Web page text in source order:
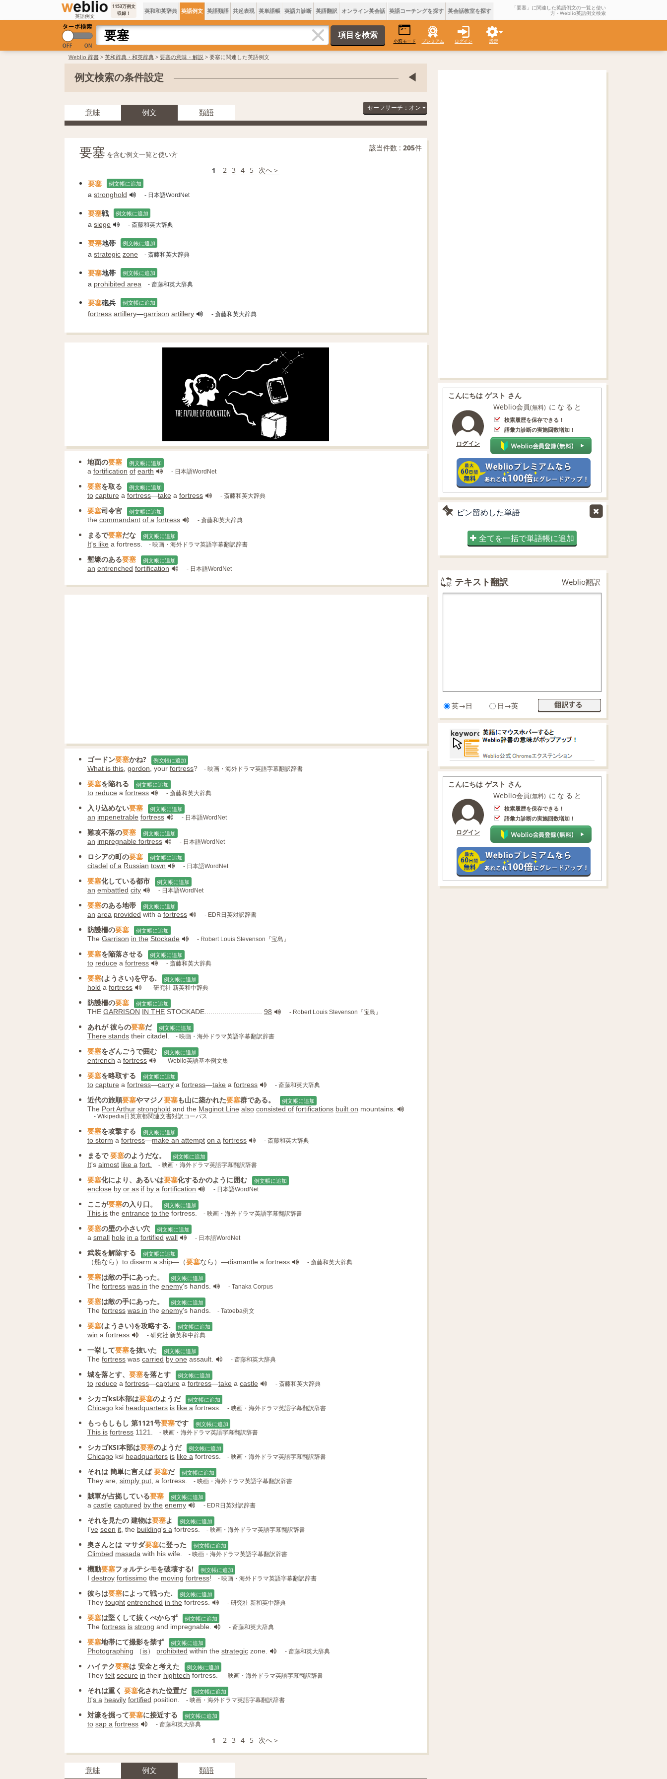
英語例文
1153万例文
収録！
英和和英辞典 英語例文 英語類語 共起表現 英単語帳 英語力診断 英語翻訳 オンライン英会話 英語コーチングを探す 英会話教室を探す 「要塞」に関連した英語例文の一覧と使い
方 - Weblio英語例文検索
小窓モード プレミアム ログイン 設定
Weblio 辞書 > 英和辞典・和英辞典 > 要塞の意味・解説 > 要塞に関連した英語例文
例文検索の条件設定
セーフサーチ：オン
意味 例文 類語
要塞 を含む例文一覧と使い方
該当件数 : 205件
1 2 3 4 5 次へ＞
要塞
例文帳に追加
a stronghold - 日本語WordNet
要塞戦 例文帳に追加
a siege - 斎藤和英大辞典
要塞地帯 例文帳に追加
a strategic zone - 斎藤和英大辞典
要塞地帯 例文帳に追加
a prohibited area - 斎藤和英大辞典
要塞砲兵 例文帳に追加
fortress artillery―garrison artillery - 斎藤和英大辞典
地面の要塞 例文帳に追加
a fortification of earth - 日本語WordNet
要塞を取る 例文帳に追加
to capture a fortress―take a fortress - 斎藤和英大辞典
要塞司令官 例文帳に追加
the commandant of a fortress - 斎藤和英大辞典
まるで要塞だな 例文帳に追加
It's like a fortress. - 映画・海外ドラマ英語字幕翻訳辞書
塹壕のある要塞 例文帳に追加
an entrenched fortification - 日本語WordNet
ゴードン要塞かね? 例文帳に追加
What is this gordon , your fortress? - 映画・海外ドラマ英語字幕翻訳辞書
要塞を陥れる 例文帳に追加
to reduce a fortress - 斎藤和英大辞典
入り込めない要塞 例文帳に追加
an impenetrable fortress - 日本語WordNet
難攻不落の要塞 例文帳に追加
an impregnable fortress - 日本語WordNet
ロシアの町の要塞 例文帳に追加
citadel of a Russian town - 日本語WordNet
要塞化している都市 例文帳に追加
an embattled city - 日本語WordNet
要塞のある地帯 例文帳に追加
an area provided with a fortress - EDR日英対訳辞書
防護柵の要塞 例文帳に追加
The Garrison in the Stockade - Robert Louis Stevenson『宝島』
要塞を陥落させる 例文帳に追加
to reduce a fortress - 斎藤和英大辞典
要塞(ようさい)を守る. 例文帳に追加
hold a fortress - 研究社 新英和中辞典
防護柵の要塞 例文帳に追加
THE GARRISON IN THE STOCKADE............................. 98 - Robert Louis Stevenson『宝島』
あれが 彼らの要塞だ 例文帳に追加
There stands their citadel. - 映画・海外ドラマ英語字幕翻訳辞書
要塞をざんごうで囲む 例文帳に追加
entrench a fortress - Weblio英語基本例文集
要塞を略取する 例文帳に追加
to capture a fortress―carry a fortress―take a fortress - 斎藤和英大辞典
近代の旅順要塞やマジノ要塞も山に築かれた要塞群である。 例文帳に追加
The Port Arthur stronghold and the Maginot Line also consisted of fortifications built on mountains.
- Wikipedia日英京都関連文書対訳コーパス
要塞を攻撃する 例文帳に追加
to storm a fortress―make an attempt on a fortress - 斎藤和英大辞典
まるで要塞のようだな。 例文帳に追加
It's almost like a fort. - 映画・海外ドラマ英語字幕翻訳辞書
要塞化により、あるいは要塞化するかのように囲む 例文帳に追加
enclose by or as if by a fortification - 日本語WordNet
ここが要塞の入り口。 例文帳に追加
This is the entrance to the fortress. - 映画・海外ドラマ英語字幕翻訳辞書
要塞の壁の小さい穴 例文帳に追加
a small hole in a fortified wall - 日本語WordNet
武装を解除する 例文帳に追加
（船なら） to disarm a ship―（要塞なら）―dismantle a fortress - 斎藤和英大辞典
要塞は敵の手にあった。 例文帳に追加
The fortress was in the enemy's hands. - Tanaka Corpus
要塞は敵の手にあった。 例文帳に追加
The fortress was in the enemy's hands. - Tatoeba例文
要塞(ようさい)を攻略する. 例文帳に追加
win a fortress - 研究社 新英和中辞典
一挙して要塞を抜いた 例文帳に追加
The fortress was carried by one assault. - 斎藤和英大辞典
城を落とす、 要塞を落とす 例文帳に追加
to reduce a fortress―capture a fortress―take a castle - 斎藤和英大辞典
シカゴksi本部は要塞のようだ 例文帳に追加
Chicago ksi headquarters is like a fortress. - 映画・海外ドラマ英語字幕翻訳辞書
もっもしもし 第1121号要塞です 例文帳に追加
This is fortress 1121. - 映画・海外ドラマ英語字幕翻訳辞書
シカゴKSI本部は要塞のようだ 例文帳に追加
Chicago ksi headquarters is like a fortress. - 映画・海外ドラマ英語字幕翻訳辞書
それは 簡単に言えば要塞だ 例文帳に追加
They are, simply put , a fortress. - 映画・海外ドラマ英語字幕翻訳辞書
賊軍が占拠している要塞 例文帳に追加
a castle captured by the enemy - EDR日英対訳辞書
それを見たの 建物は要塞よ 例文帳に追加
I've seen it , the building's a fortress. - 映画・海外ドラマ英語字幕翻訳辞書
奥さんとは マサダ要塞に登った 例文帳に追加
Climbed masada with his wife. - 映画・海外ドラマ英語字幕翻訳辞書
機動要塞フォルテシモを破壊する! 例文帳に追加
I destroy fortissimo the moving fortress! - 映画・海外ドラマ英語字幕翻訳辞書
彼らは要塞によって戦った. 例文帳に追加
They fought entrenched in the fortress. - 研究社 新和英中辞典
要塞は堅くして抜くべからず 例文帳に追加
The fortress is strong and impregnable. - 斎藤和英大辞典
要塞地帯にて撮影を禁ず 例文帳に追加
Photographing （is） prohibited within the strategic zone. - 斎藤和英大辞典
ハイテク要塞は 安全と考えた 例文帳に追加
They felt secure in their hightech fortress. - 映画・海外ドラマ英語字幕翻訳辞書
それは重く 要塞化された位置だ 例文帳に追加
It's a heavily fortified position. - 映画・海外ドラマ英語字幕翻訳辞書
対濠を掘って要塞に接近する 例文帳に追加
to sap a fortress - 斎藤和英大辞典
1 2 3 4 5 次へ＞
意味 例文 類語
こんにちは ゲスト さん
ログイン
Weblio会員(無料) になると
検索履歴を保存できる！
語彙力診断の実施回数増加！
ピン留めした単語
全てを一括で単語帳に追加
テキスト翻訳 Weblio翻訳
英→日 日→英
こんにちは ゲスト さん
ログイン
Weblio会員(無料) になると
検索履歴を保存できる！
語彙力診断の実施回数増加！